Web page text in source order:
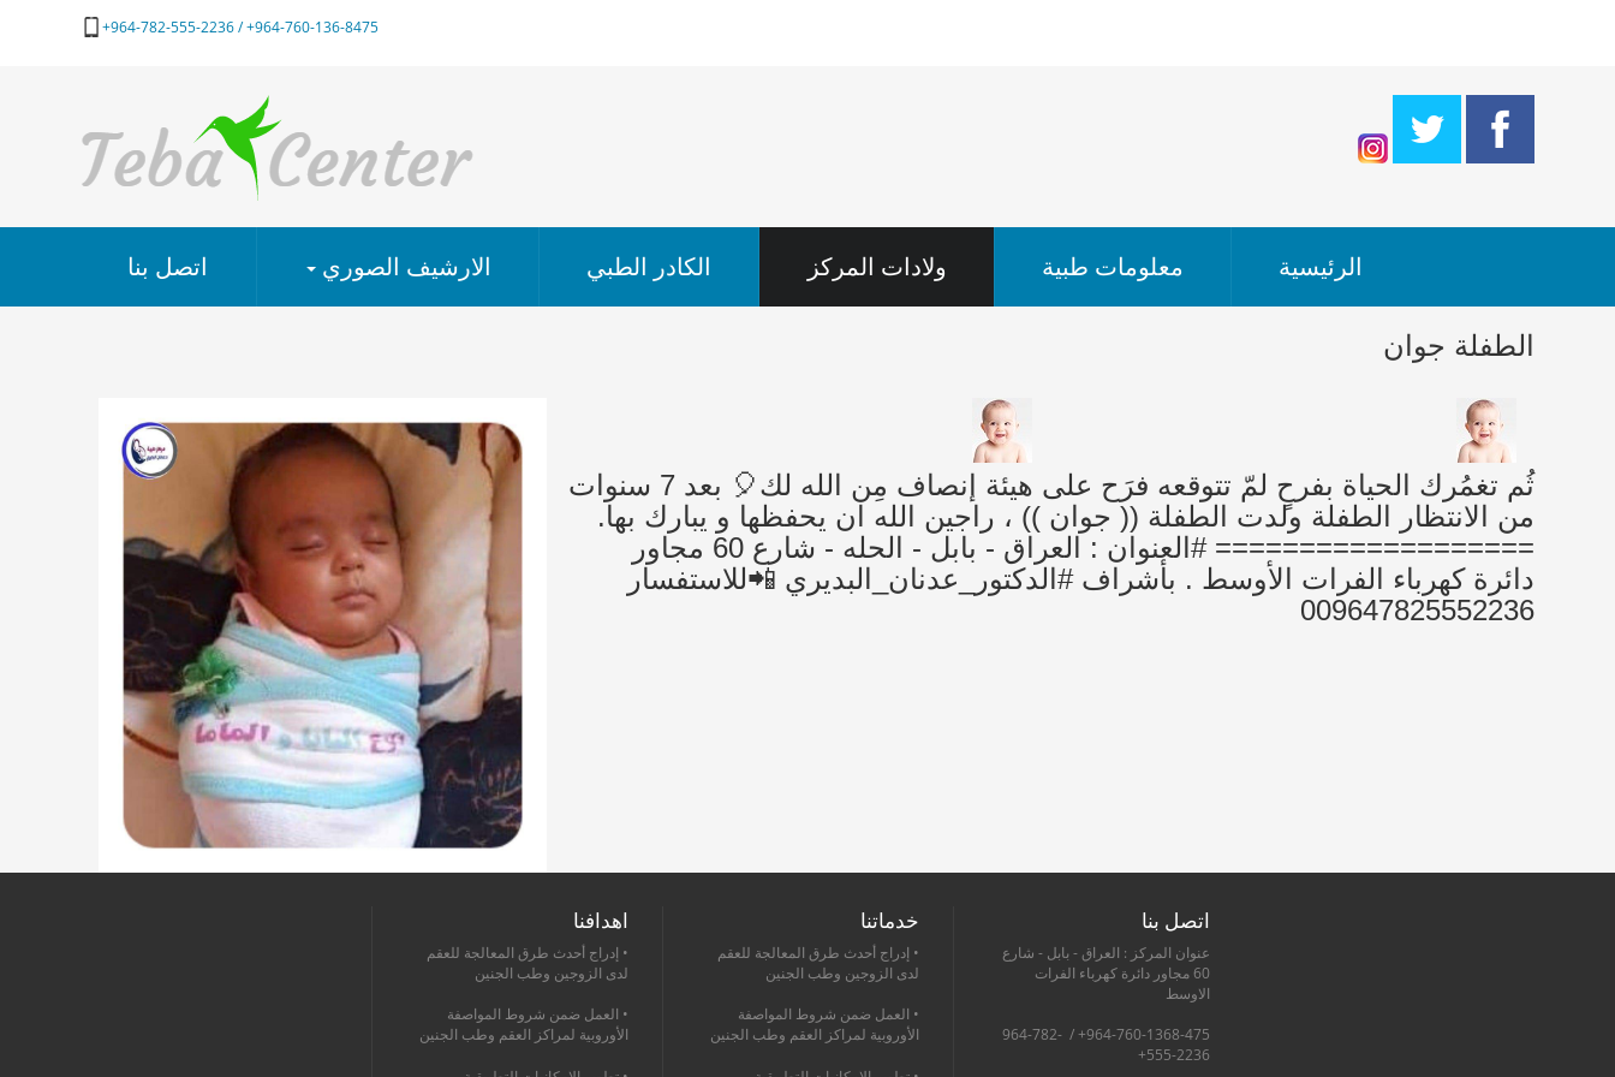
964-760-136-8475+ / 964-782-555-2236+
اتصل بنا الارشيف الصوري الكادر الطبي ولادات المركز معلومات طبية الرئيسية
الطفلة جوان
‏ثُم تغمُرك الحياة بفرحٍ لمّ تتوقعه فرَح على هيئة إنصاف مِن الله لك🎈 بعد 7 سنوات
من الانتظار الطفلة ولدت الطفلة (( جوان )) ، راجين الله ان يحفظها و يبارك بها.
=================== #العنوان : العراق - بابل - الحله - شارع 60 مجاور
دائرة كهرباء الفرات الأوسط . بأشراف #الدكتور_عدنان_البديري 📲للاستفسار
009647825552236
اهدافنا
• إدراج أحدث طرق المعالجة للعقم
لدى الزوجين وطب الجنين
• العمل ضمن شروط المواصفة
الأوروبية لمراكز العقم وطب الجنين
خدماتنا
• إدراج أحدث طرق المعالجة للعقم
لدى الزوجين وطب الجنين
• العمل ضمن شروط المواصفة
الأوروبية لمراكز العقم وطب الجنين
اتصل بنا
عنوان المركز : العراق - بابل - شارع
60 مجاور دائرة كهرباء الفرات
الاوسط
964-760-1368-475+ / 964-782-
555-2236+